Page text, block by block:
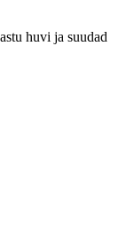
huvi ja suudad